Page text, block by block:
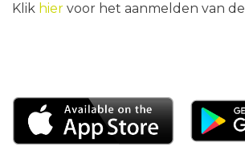
Klik hier voor het aanmelden van